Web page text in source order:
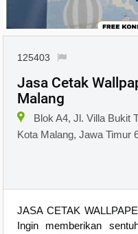
125403
Jasa Cetak
Malang
Blok A4, Jl. Villa Bukit
Kota Malang, Jawa Timur
JASA CETAK
Ingin memberikan